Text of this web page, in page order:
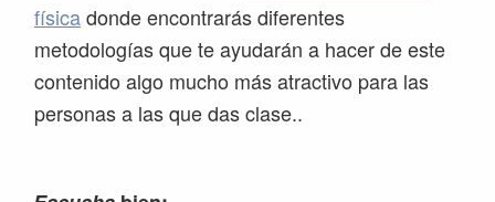
físicadonde encontrarás diferentes
metodologías que te ayudarán a hacer de este
contenido algo mucho más atractivo para las
personas a las que das clase..